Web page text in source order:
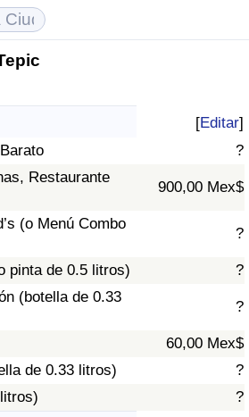
[Editar]
?
Restaurante
900,00 Mex$
(o Menú Combo
?
pinta de 0.5 litros)
?
(botella de 0.33
?
60,00 Mex$
de 0.33 litros)
?
?
por país por País
(Actual)
por país
de Criminalidad
por país